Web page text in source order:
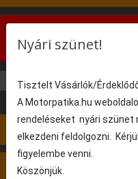
3. lépés: Válaszd ki a
következő lépéshez!
50 cm³
4. lépés: Nincs
5. lépés: Nincs
Nyári szünet!
Tisztelt Vásárlók/
A Motorpatika.hu
rendeléseket nyári szünet
elkezdeni feldolgozni.
figyelembe venni.
Köszönjük.